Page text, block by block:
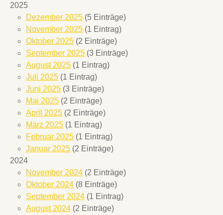
2025
Dezember 2025 (5 Einträge)
November 2025 (1 Eintrag)
Oktober 2025 (2 Einträge)
September 2025 (3 Einträge)
August 2025 (1 Eintrag)
Juli 2025 (1 Eintrag)
Juni 2025 (3 Einträge)
Mai 2025 (2 Einträge)
April 2025 (2 Einträge)
März 2025 (1 Eintrag)
Februar 2025 (1 Eintrag)
Januar 2025 (2 Einträge)
2024
November 2024 (2 Einträge)
Oktober 2024 (8 Einträge)
September 2024 (1 Eintrag)
August 2024 (2 Einträge)